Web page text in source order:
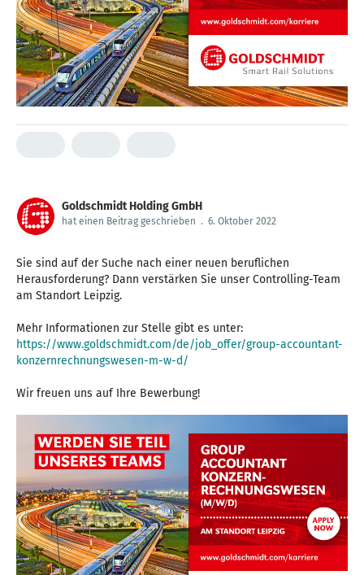
Goldschmidt Holding GmbH
hat einen Beitrag geschrieben . 6. Oktober 2022
Sie sind auf der Suche nach einer neuen beruflichen
Herausforderung? Dann verstärken Sie unser Controlling-Team
am Standort Leipzig.
Mehr Informationen zur Stelle gibt es unter:
https://www.goldschmidt.com/de/job_offer/group-accountant-
konzernrechnungswesen-m-w-d/
Wir freuen uns auf Ihre Bewerbung!